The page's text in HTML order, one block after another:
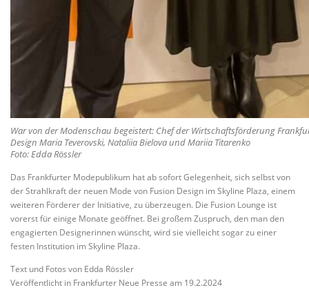
War von der Modenschau begeistert: Chef der Wirtschaftsförderung
Design Maria Teverovski, Nataliia Bielova und Mariia Titarenko
Foto: Edda Rössler
Das Frankfurter Modepublikum hat ab sofort Gelegenheit, sich selbst von
der Strahlkraft der neuen Mode von Fusion Design im Skyline Plaza, einem
weiteren Förderer der Initiative, zu überzeugen. Die Fusion Lounge ist
vorerst für einige Monate geöffnet. Bei großem Zuspruch, den man den
engagierten Designerinnen wünscht, wird sie vielleicht sogar zu einer
festen Institution im Skyline Plaza.
Text und Fotos von Edda Rössler
Veröffentlicht in Frankfurter Neue Presse am 19.2.2024